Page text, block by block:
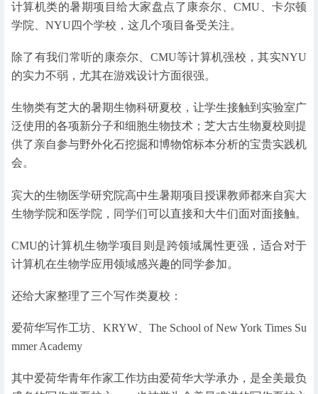
计算机类的暑期项目给大家盘点了康奈尔、CMU、卡尔顿
学院、NYU四个学校，这几个项目备受关注。
除了有我们常听的康奈尔、CMU等计算机强校，其实NYU
的实力不弱，尤其在游戏设计方面很强。
生物类有芝大的暑期生物科研夏校，让学生接触到实验室广
泛使用的各项新分子和细胞生物技术；芝大古生物夏校则提
供了亲自参与野外化石挖掘和博物馆标本分析的宝贵实践机
会。
宾大的生物医学研究院高中生暑期项目授课教师都来自宾大
生物学院和医学院，同学们可以直接和大牛们面对面接触。
CMU的计算机生物学项目则是跨领域属性更强，适合对于
计算机在生物学应用领域感兴趣的同学参加。
还给大家整理了三个写作类夏校：
爱荷华写作工坊、KRYW、The School of New York Times Su
mmer Academy
其中爱荷华青年作家工作坊由爱荷华大学承办，是全美最负